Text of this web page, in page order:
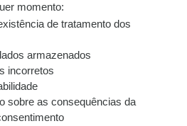
momento:
de tratamento dos
armazenados
incorretos
sobre as consequências da